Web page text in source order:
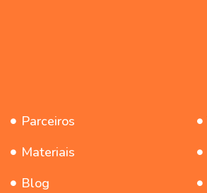
Parceiros
Materiais
Blog